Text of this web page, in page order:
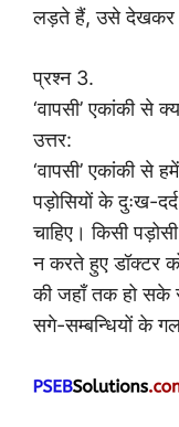
लड़ते हैं, उसे देखकर
प्रश्न 3.
‘वापसी’ एकांकी से
उत्तर:
‘वापसी’ एकांकी से
पड़ोसियों के दुःख-
चाहिए। किसी
न करते हुए डॉक्टर
की जहाँ तक हो सके
सगे-सम्बन्धियों के